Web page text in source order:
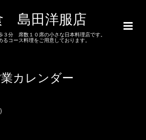
島田洋服店
３分 席数１０席の小さな日本料理店です。
るコース料理をご用意しております。
カレンダー